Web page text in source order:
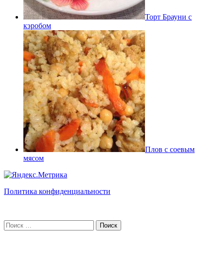
Торт Брауни с
кэробом
Плов с соевым
мясом
Политика конфиденциальности